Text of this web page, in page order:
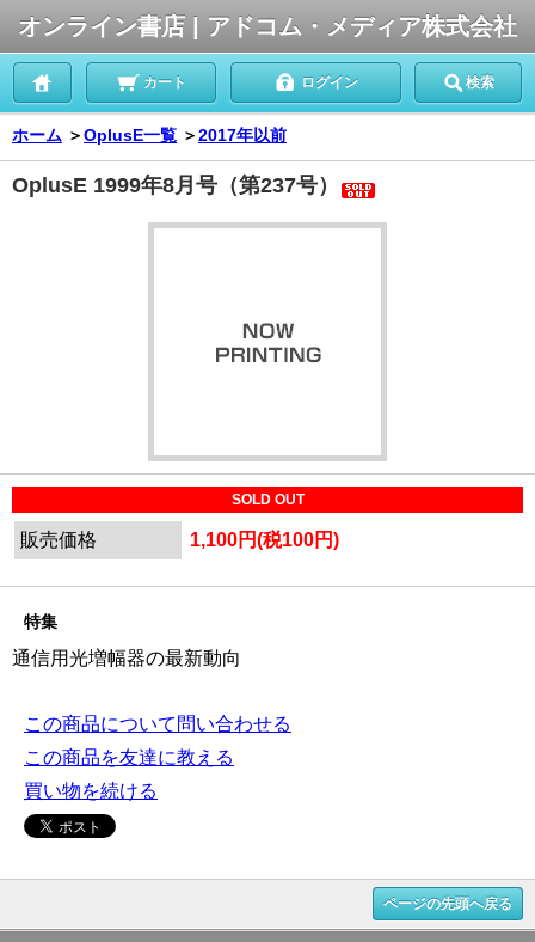
オンライン書店 | アドコム・メディア株式会社
カート ログイン 検索
ホーム ＞OplusE一覧 ＞2017年以前
OplusE 1999年8月号（第237号）
SOLD OUT
販売価格 1,100円(税100円)
特集
通信用光増幅器の最新動向
この商品について問い合わせる
この商品を友達に教える
買い物を続ける
ページの先頭へ戻る